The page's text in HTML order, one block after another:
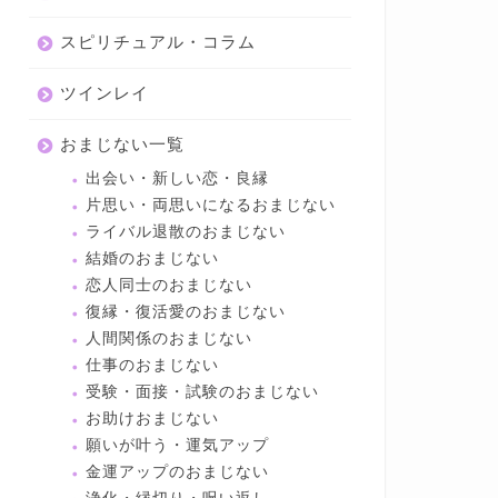
スピリチュアル・コラム
ツインレイ
おまじない一覧
出会い・新しい恋・良縁
片思い・両思いになるおまじない
ライバル退散のおまじない
結婚のおまじない
恋人同士のおまじない
復縁・復活愛のおまじない
人間関係のおまじない
仕事のおまじない
受験・面接・試験のおまじない
お助けおまじない
願いが叶う・運気アップ
金運アップのおまじない